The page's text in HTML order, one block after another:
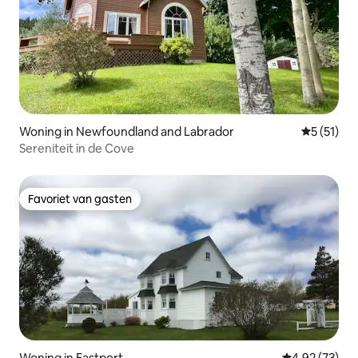
Woning in Newfoundland and Labrador
5 (51)
Sereniteit in de Cove
Favoriet van gasten
Favoriet van gasten